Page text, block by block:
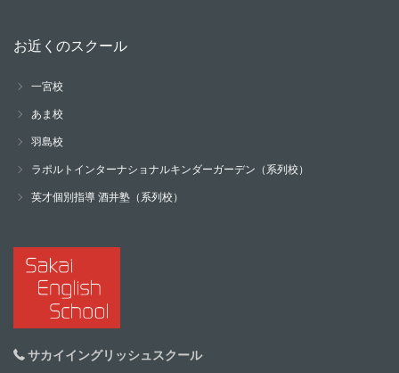
お近くのスクール
一宮校
あま校
羽島校
ラポルトインターナショナルキンダーガーデン（系列校）
英才個別指導 酒井塾（系列校）
サカイイングリッシュスクール